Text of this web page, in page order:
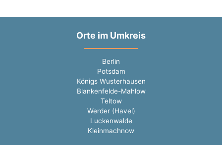
Orte im Umkreis
Berlin
Potsdam
Königs Wusterhausen
Blankenfelde-Mahlow
Teltow
Werder (Havel)
Luckenwalde
Kleinmachnow